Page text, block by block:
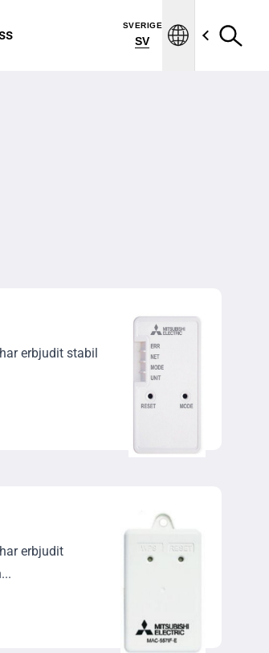
SVERIGE
SV
har erbjudit stabil
har erbjudit